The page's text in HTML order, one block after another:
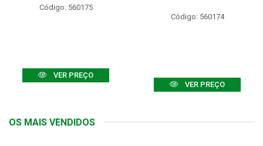
Código: 560175
VER PREÇO
Código: 560174
VER PREÇO
OS MAIS VENDIDOS